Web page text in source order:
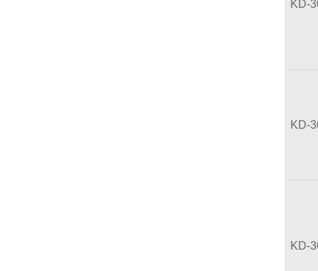
KD-
KD-
KD-